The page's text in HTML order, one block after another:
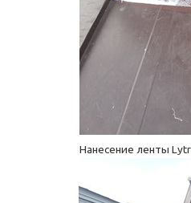
Нанесение ленты